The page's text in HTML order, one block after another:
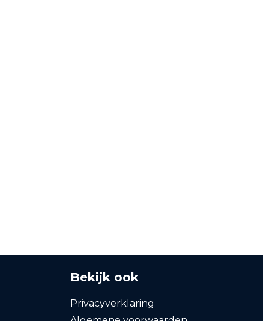
Bekijk ook
Privacyverklaring